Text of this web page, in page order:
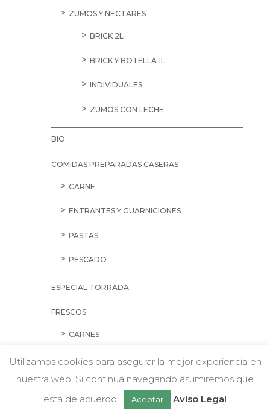
ZUMOS Y NÉCTARES
BRICK 2L
BRICK Y BOTELLA 1L
INDIVIDUALES
ZUMOS CON LECHE
BIO
COMIDAS PREPARADAS CASERAS
CARNE
ENTRANTES Y GUARNICIONES
PASTAS
PESCADO
ESPECIAL TORRADA
FRESCOS
CARNES
CARNE PICADA
w Chatea con nosotros
Utilizamos cookies para asegurar la mejor experiencia en
nuestra web. Si continúa navegando asumiremos que
está de acuerdo.
Aceptar Aviso Legal